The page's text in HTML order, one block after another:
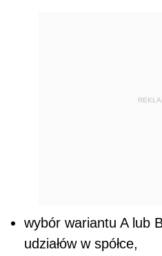
wybór wariantu A lub
udziałów w spółce,